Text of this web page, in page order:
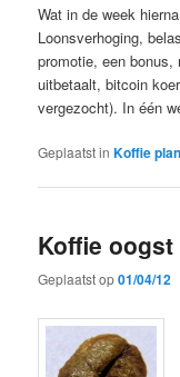
Wat in de week
Loonsverhoging,
promotie, een bonus,
uitbetaalt, bitcoin
vergezocht). In één
Geplaatst in Koffie
Koffie oogst
Geplaatst op01/04/12